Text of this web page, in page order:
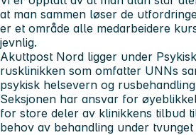
at man sammen løser de
er et område alle medarbeidere
jevnlig.
Akuttpost Nord ligger under
rusklinikken som omfatter UNNs
psykisk helsevern og
Seksjonen har ansvar for
for store deler av klinikkens tilbud
behov av behandling under